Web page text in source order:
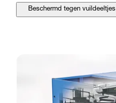
Beschermd tegen vuildeeltjes